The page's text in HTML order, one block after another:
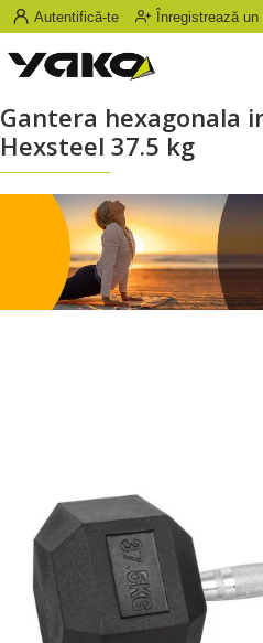
Autentifică-te Înregistrează
Gantera hexagonala
Hexsteel 37.5 kg